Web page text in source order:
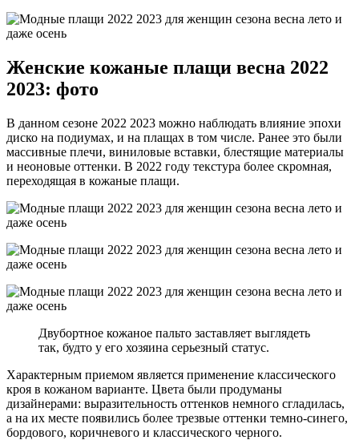
Женские кожаные плащи весна 2022
2023: фото
В данном сезоне 2022 2023 можно наблюдать влияние эпохи
диско на подиумах, и на плащах в том числе. Ранее это были
массивные плечи, виниловые вставки, блестящие материалы
и неоновые оттенки. В 2022 году текстура более скромная,
переходящая в кожаные плащи.
Двубортное кожаное пальто заставляет выглядеть
так, будто у его хозяина серьезный статус.
Характерным приемом является применение классического
кроя в кожаном варианте. Цвета были продуманы
дизайнерами: выразительность оттенков немного сгладилась,
а на их месте появились более трезвые оттенки темно-синего,
бордового, коричневого и классического черного.